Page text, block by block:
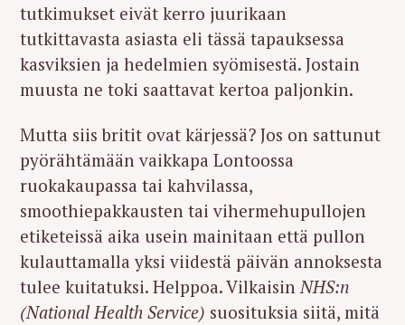
tutkimukset eivät kerro juurikaan
tutkittavasta asiasta eli tässä tapauksessa
kasviksien ja hedelmien syömisestä. Jostain
muusta ne toki saattavat kertoa paljonkin.
Mutta siis britit ovat kärjessä? Jos on sattunut
pyörähtämään vaikkapa Lontoossa
ruokakaupassa tai kahvilassa,
smoothiepakkausten tai vihermehupullojen
etiketeissä aika usein mainitaan että pullon
kulauttamalla yksi viidestä päivän annoksesta
tulee kuitatuksi. Helppoa. VilkaisinNHS:n
(National Health Service) suosituksia siitä, mitä